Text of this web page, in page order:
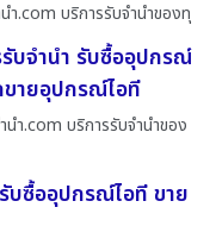
า.com บริการรับจำนำของทุ
บจำนำ รับซื้ออุปกรณ์
ขายอุปกรณ์ไอที
นํา.com บริการรับจำนำของ
บซื้ออุปกรณ์ไอที ขาย